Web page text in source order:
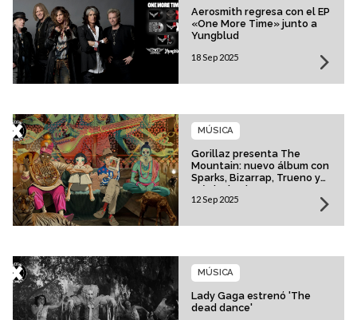
Aerosmith regresa con el EP
«One More Time» junto a
Yungblud
18 Sep 2025
Gorillaz presenta The
Mountain: nuevo álbum con
Sparks, Bizarrap, Trueno y
más invitados
MÚSICA
12 Sep 2025
Lady Gaga estrenó 'The
dead dance'
MÚSICA